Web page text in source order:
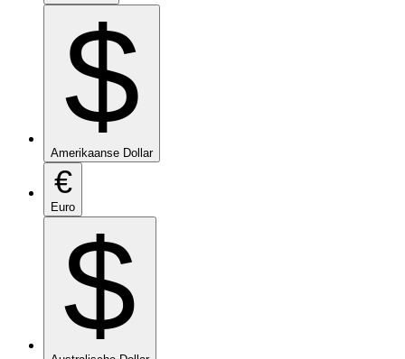
$
Amerikaanse Dollar
€
Euro
$